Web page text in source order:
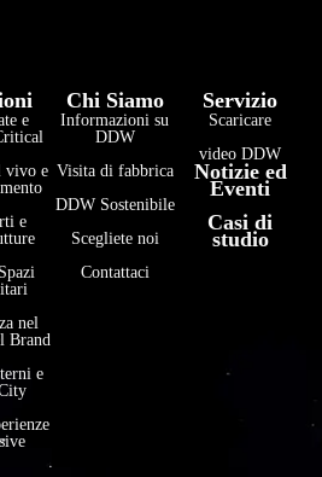
e
vivo e
e
nel
Brand
e
Chi Siamo
Informazioni su
DDW
Visita di fabbrica
DDW Sostenibile
Scegliete noi
Contattaci
Servizio
Scaricare
video DDW
Notizie ed
Eventi
Casi di
studio